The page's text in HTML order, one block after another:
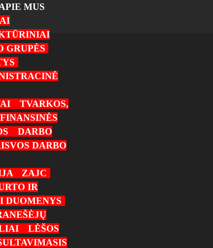
MUS
GRUPĖS
TVARKOS,
FINANSINĖS
DARBO
DARBO
ZAJC
IR
DUOMENYS
LĖŠOS